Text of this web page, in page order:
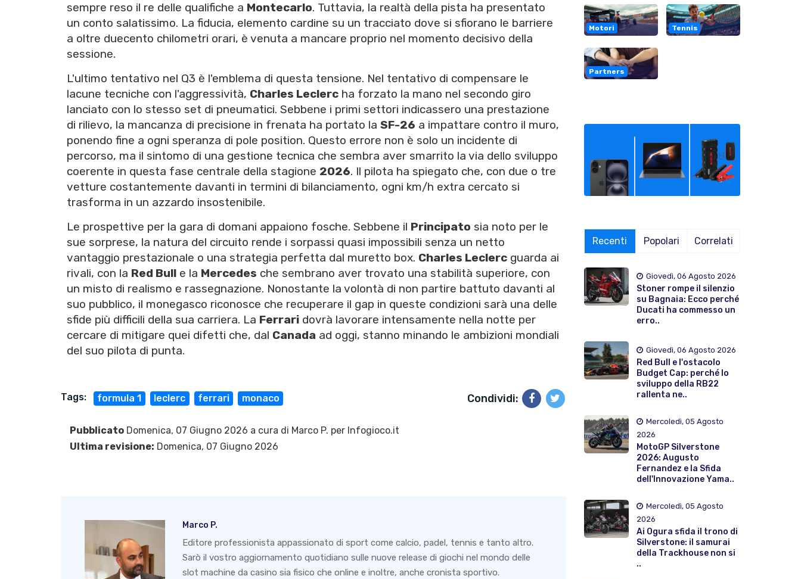
sempre reso il re delle qualifiche a Montecarlo. Tuttavia, la realtà della pista ha presentato
un conto salatissimo. La fiducia, elemento cardine su un tracciato dove si sfiorano le barriere
a oltre duecento chilometri orari, è venuta a mancare proprio nel momento decisivo della
sessione.
L'ultimo tentativo nel Q3 è l'emblema di questa tensione. Nel tentativo di compensare le
lacune tecniche con l'aggressività, Charles Leclerc ha forzato la mano nel secondo giro
lanciato con lo stesso set di pneumatici. Sebbene i primi settori indicassero una prestazione
di rilievo, la mancanza di precisione in frenata ha portato la SF-26 a impattare contro il muro,
ponendo fine a ogni speranza di pole position. Questo errore non è solo un incidente di
percorso, ma il sintomo di una gestione tecnica che sembra aver smarrito la via dello sviluppo
coerente in questa fase centrale della stagione 2026. Il pilota ha spiegato che, con due o tre
vetture costantemente davanti in termini di bilanciamento, ogni km/h extra cercato si
trasforma in un azzardo insostenibile.
Le prospettive per la gara di domani appaiono fosche. Sebbene il Principato sia noto per le
sue sorprese, la natura del circuito rende i sorpassi quasi impossibili senza un netto
vantaggio prestazionale o una strategia perfetta dal muretto box. Charles Leclerc guarda ai
rivali, con la Red Bull e la Mercedes che sembrano aver trovato una stabilità superiore, con
un misto di realismo e rassegnazione. Nonostante la volontà di non partire battuto davanti al
suo pubblico, il monegasco riconosce che recuperare il gap in queste condizioni sarà una delle
sfide più difficili della sua carriera. La Ferrari dovrà lavorare intensamente nella notte per
cercare di mitigare quei difetti che, dal Canada ad oggi, stanno minando le ambizioni mondiali
del suo pilota di punta.
Tags: formula 1 leclerc ferrari monaco Condividi:
Pubblicato Domenica, 07 Giugno 2026 a cura di Marco P. per Infogioco.it
Ultima revisione: Domenica, 07 Giugno 2026
Marco P.
Editore professionista appassionato di sport come calcio, padel, tennis e tanto altro.
Sarò il vostro aggiornamento quotidiano sulle nuove release di giochi nel mondo delle
slot machine da casino sia fisico che online e inoltre, anche cronista sportivo.
Motori Tennis
Partners
Recenti Popolari Correlati
Giovedì, 06 Agosto 2026
Stoner rompe il silenzio
su Bagnaia: Ecco perché
Ducati ha commesso un
erro..
Giovedì, 06 Agosto 2026
Red Bull e l'ostacolo
Budget Cap: perché lo
sviluppo della RB22
rallenta ne..
Mercoledì, 05 Agosto
2026
MotoGP Silverstone
2026: Augusto
Fernandez e la Sfida
dell'Innovazione Yama..
Mercoledì, 05 Agosto
2026
Ai Ogura sfida il trono di
Silverstone: il samurai
della Trackhouse non si
..